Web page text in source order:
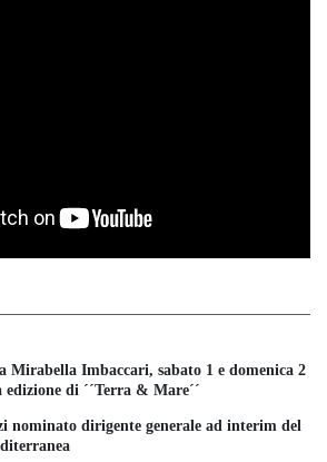
Mirabella Imbaccari, sabato 1 e domenica 2
di ´´Terra & Mare´´
nominato dirigente generale ad interim del